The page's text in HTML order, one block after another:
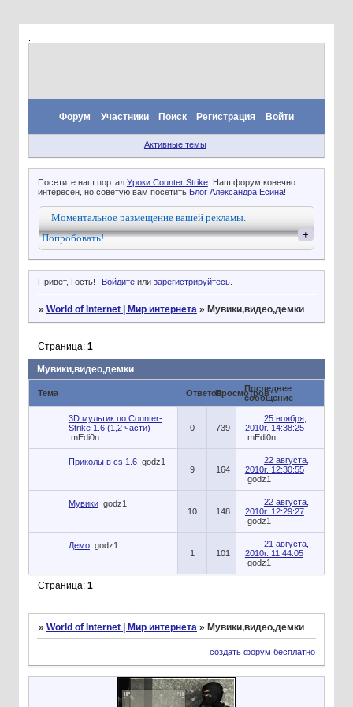
Форум Участники Поиск Регистрация Войти
Активные темы
Посетите наш портал Уроки Counter Strike. Наш форум конечно
интересен, но советую вам посетить Блог Александра Есина!
Моментальное размещение вашей рекламы.
Попробовать!
+
Привет, Гость! Войдите илизарегистрируйтесь.
» World of Internet | Мир интернета » Мувики,видео,демки
Мувики,видео,демки
Страница: 1
Тема ОтветовПросмотровПоследнее
сообщение
3D мультик по Counter-
Strike 1.6 (1,2 части)
mEdi0n
0 739
25 ноября,
2010г. 14:38:25
mEdi0n
Приколы в cs 1.6 godz1
9
164
22 августа,
2010г. 12:30:55
godz1
Мувики godz1
10
148
22 августа,
2010г. 12:29:27
godz1
Демо godz1
1
101
21 августа,
2010г. 11:44:05
godz1
Страница: 1
» World of Internet | Мир интернета » Мувики,видео,демки
создать форум бесплатно